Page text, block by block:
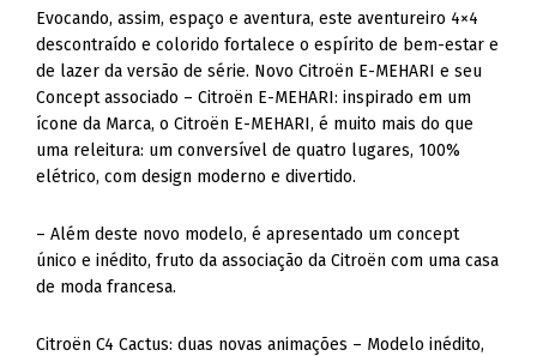
Evocando, assim, espaço e aventura, este aventureiro 4×4
descontraído e colorido fortalece o espírito de bem-estar e
de lazer da versão de série. Novo Citroën E-MEHARI e seu
Concept associado – Citroën E-MEHARI: inspirado em um
ícone da Marca, o Citroën E-MEHARI, é muito mais do que
uma releitura: um conversível de quatro lugares, 100%
elétrico, com design moderno e divertido.
– Além deste novo modelo, é apresentado um concept
único e inédito, fruto da associação da Citroën com uma casa
de moda francesa.
Citroën C4 Cactus: duas novas animações – Modelo inédito,